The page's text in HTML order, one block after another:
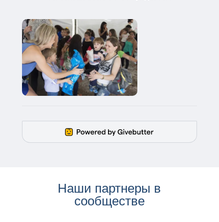
Наши партнеры в
сообществе